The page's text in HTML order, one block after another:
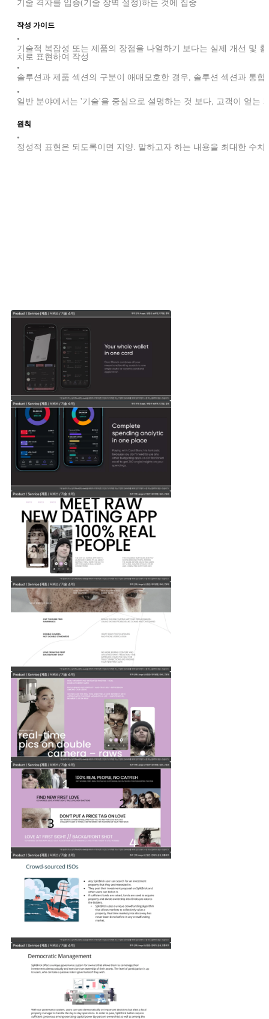
기술 격차를 입증(기술 장벽 설정)하는 것에 집중
작성 가이드
•
기술적 복잡성 또는 제품의 장점을 나열하기 보다는 실제 개선 및
치로 표현하여 작성
•
솔루션과 제품 섹션의 구분이 애매모호한 경우, 솔루션 섹션과 통합
•
일반 분야에서는 '기술'을 중심으로 설명하는 것 보다, 고객이 얻는
원칙
•
정성적 표현은 되도록이면 지양. 말하고자 하는 내용을 최대한 수